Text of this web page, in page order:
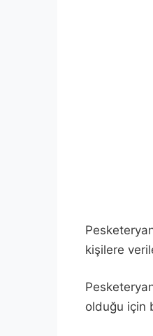
kişilere
olduğu için